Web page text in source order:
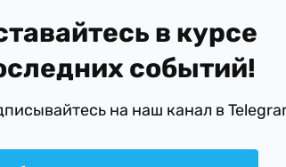
в курсе
событий!
на наш канал в